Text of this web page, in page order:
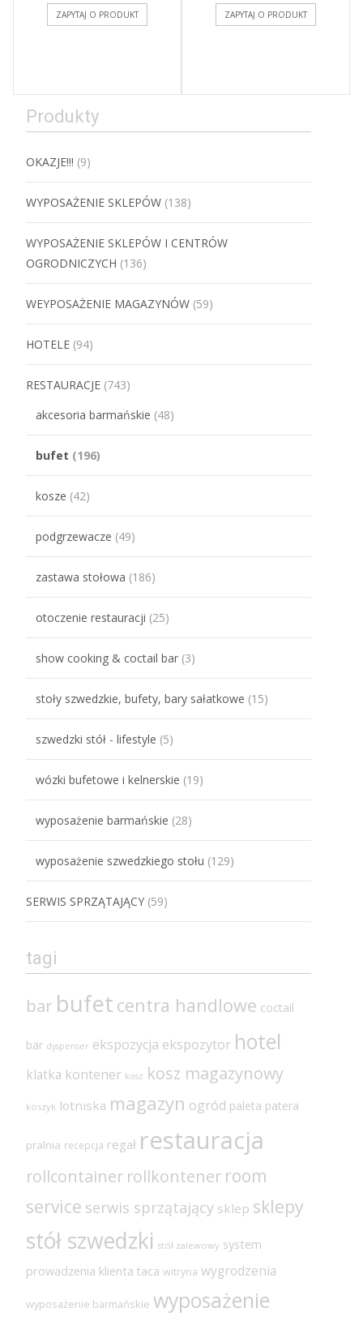
ZAPYTAJ O PRODUKT ZAPYTAJ O PRODUKT
Produkty
OKAZJE!!! (9)
WYPOSAŻENIE SKLEPÓW (138)
WYPOSAŻENIE SKLEPÓW I CENTRÓW
OGRODNICZYCH (136)
WEYPOSAŻENIE MAGAZYNÓW (59)
HOTELE (94)
RESTAURACJE (743)
akcesoria barmańskie (48)
bufet (196)
kosze (42)
podgrzewacze (49)
zastawa stołowa (186)
otoczenie restauracji (25)
show cooking & coctail bar (3)
stoły szwedzkie, bufety, bary sałatkowe (15)
szwedzki stół - lifestyle (5)
wózki bufetowe i kelnerskie (19)
wyposażenie barmańskie (28)
wyposażenie szwedzkiego stołu (129)
SERWIS SPRZĄTAJĄCY (59)
tagi
bar bufet centra handlowe coctail
bar dyspenser ekspozycja ekspozytor hotel
klatka kontener kosz kosz magazynowy
koszyk lotniska magazyn ogród paleta patera
pralnia recepcja regał restauracja
rollcontainer rollkontener room
service serwis sprzątający sklep sklepy
stół szwedzki stół zalewowy system
prowadzenia klienta taca witryna wygrodzenia
wyposażenie barmańskie wyposażenie